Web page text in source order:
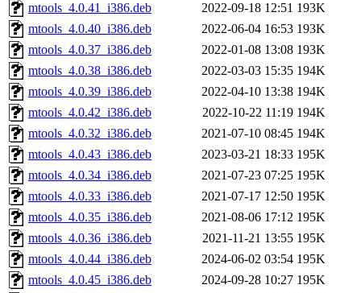
mtools_4.0.41_i386.deb
2022-09-18 12:51 193K
mtools_4.0.40_i386.deb
2022-06-04 16:53 193K
mtools_4.0.37_i386.deb
2022-01-08 13:08 193K
mtools_4.0.38_i386.deb
2022-03-03 15:35 194K
mtools_4.0.39_i386.deb
2022-04-10 13:38 194K
mtools_4.0.42_i386.deb
2022-10-22 11:19 194K
mtools_4.0.32_i386.deb
2021-07-10 08:45 194K
mtools_4.0.43_i386.deb
2023-03-21 18:33 195K
mtools_4.0.34_i386.deb
2021-07-23 07:25 195K
mtools_4.0.33_i386.deb
2021-07-17 12:50 195K
mtools_4.0.35_i386.deb
2021-08-06 17:12 195K
mtools_4.0.36_i386.deb
2021-11-21 13:55 195K
mtools_4.0.44_i386.deb
2024-06-02 03:54 195K
mtools_4.0.45_i386.deb
2024-09-28 10:27 195K